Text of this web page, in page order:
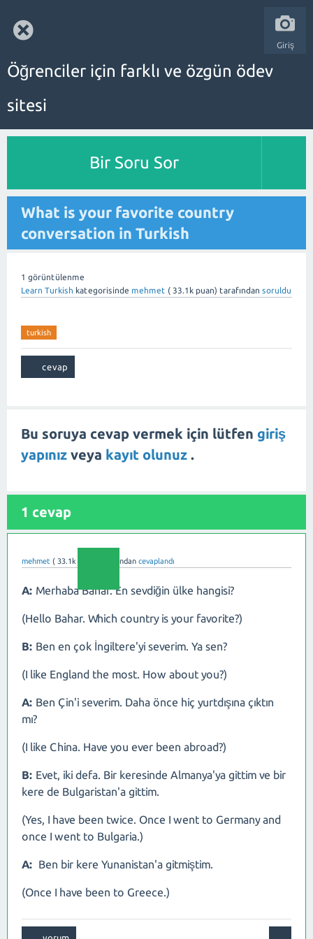
Giriş
Öğrenciler için farklı ve özgün ödev
sitesi
Bir Soru Sor
What is your favorite country
conversation in Turkish
1 görüntülenme
Learn Turkish kategorisinde mehmet ( 33.1k puan) tarafından soruldu
turkish
Bu soruya cevap vermek için lütfen giriş
yapınız veya kayıt olunuz .
1 cevap
mehmet ( 33.1k tarafından cevaplandı
A: Merhaba Bahar. En sevdiğin ülke hangisi?
(Hello Bahar. Which country is your favorite?)
B: Ben en çok İngiltere'yi severim. Ya sen?
(I like England the most. How about you?)
A: Ben Çin'i severim. Daha önce hiç yurtdışına çıktın
mı?
(I like China. Have you ever been abroad?)
B: Evet, iki defa. Bir keresinde Almanya'ya gittim ve bir
kere de Bulgaristan'a gittim.
(Yes, I have been twice. Once I went to Germany and
once I went to Bulgaria.)
A: Ben bir kere Yunanistan'a gitmiştim.
(Once I have been to Greece.)